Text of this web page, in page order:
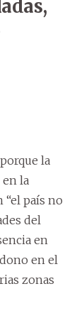
la
la
“el país no
del
en
en el
zonas